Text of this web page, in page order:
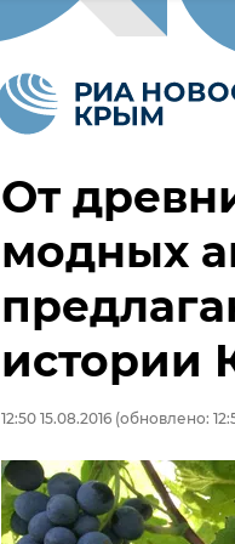
От
модных
истории
12:50 15.08.2016 (обновлено: